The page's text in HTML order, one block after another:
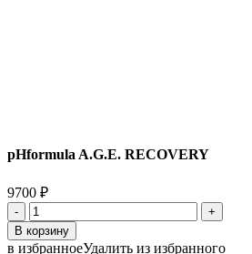
pHformula A.G.E. RECOVERY
9700 ₽
Количество
товара
pHformula
В корзину
в избранноеУдалить из избранного